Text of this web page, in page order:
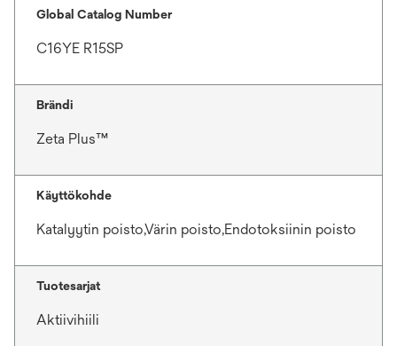
Global Catalog Number
C16YE R15SP
Brändi
Zeta Plus™
Käyttökohde
Katalyytin poisto,Värin poisto,Endotoksiinin poisto
Tuotesarjat
Aktiivihiili